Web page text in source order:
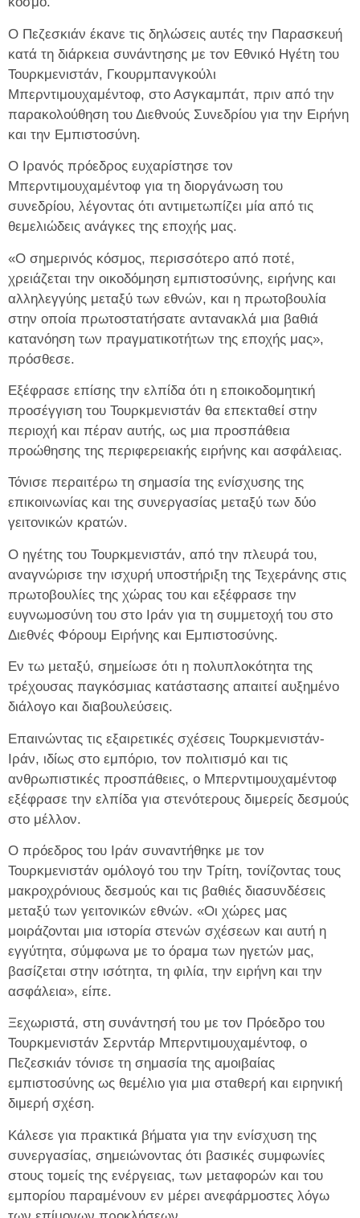
Ο Πεζεσκιάν έκανε τις δηλώσεις αυτές την Παρασκευή
κατά τη διάρκεια συνάντησης με τον Εθνικό Ηγέτη του
Τουρκμενιστάν, Γκουρμπανγκούλι
Μπερντιμουχαμέντοφ, στο Ασγκαμπάτ, πριν από την
παρακολούθηση του Διεθνούς Συνεδρίου για την Ειρήνη
και την Εμπιστοσύνη.
Ο Ιρανός πρόεδρος ευχαρίστησε τον
Μπερντιμουχαμέντοφ για τη διοργάνωση του
συνεδρίου, λέγοντας ότι αντιμετωπίζει μία από τις
θεμελιώδεις ανάγκες της εποχής μας.
«Ο σημερινός κόσμος, περισσότερο από ποτέ,
χρειάζεται την οικοδόμηση εμπιστοσύνης, ειρήνης και
αλληλεγγύης μεταξύ των εθνών, και η πρωτοβουλία
στην οποία πρωτοστατήσατε αντανακλά μια βαθιά
κατανόηση των πραγματικοτήτων της εποχής μας»,
πρόσθεσε.
Εξέφρασε επίσης την ελπίδα ότι η εποικοδομητική
προσέγγιση του Τουρκμενιστάν θα επεκταθεί στην
περιοχή και πέραν αυτής, ως μια προσπάθεια
προώθησης της περιφερειακής ειρήνης και ασφάλειας.
Τόνισε περαιτέρω τη σημασία της ενίσχυσης της
επικοινωνίας και της συνεργασίας μεταξύ των δύο
γειτονικών κρατών.
Ο ηγέτης του Τουρκμενιστάν, από την πλευρά του,
αναγνώρισε την ισχυρή υποστήριξη της Τεχεράνης στις
πρωτοβουλίες της χώρας του και εξέφρασε την
ευγνωμοσύνη του στο Ιράν για τη συμμετοχή του στο
Διεθνές Φόρουμ Ειρήνης και Εμπιστοσύνης.
Εν τω μεταξύ, σημείωσε ότι η πολυπλοκότητα της
τρέχουσας παγκόσμιας κατάστασης απαιτεί αυξημένο
διάλογο και διαβουλεύσεις.
Επαινώντας τις εξαιρετικές σχέσεις Τουρκμενιστάν-
Ιράν, ιδίως στο εμπόριο, τον πολιτισμό και τις
ανθρωπιστικές προσπάθειες, ο Μπερντιμουχαμέντοφ
εξέφρασε την ελπίδα για στενότερους διμερείς δεσμούς
στο μέλλον.
Ο πρόεδρος του Ιράν συναντήθηκε με τον
Τουρκμενιστάν ομόλογό του την Τρίτη, τονίζοντας τους
μακροχρόνιους δεσμούς και τις βαθιές διασυνδέσεις
μεταξύ των γειτονικών εθνών. «Οι χώρες μας
μοιράζονται μια ιστορία στενών σχέσεων και αυτή η
εγγύτητα, σύμφωνα με το όραμα των ηγετών μας,
βασίζεται στην ισότητα, τη φιλία, την ειρήνη και την
ασφάλεια», είπε.
Ξεχωριστά, στη συνάντησή του με τον Πρόεδρο του
Τουρκμενιστάν Σερντάρ Μπερντιμουχαμέντοφ, ο
Πεζεσκιάν τόνισε τη σημασία της αμοιβαίας
εμπιστοσύνης ως θεμέλιο για μια σταθερή και ειρηνική
διμερή σχέση.
Κάλεσε για πρακτικά βήματα για την ενίσχυση της
συνεργασίας, σημειώνοντας ότι βασικές συμφωνίες
στους τομείς της ενέργειας, των μεταφορών και του
εμπορίου παραμένουν εν μέρει ανεφάρμοστες λόγω